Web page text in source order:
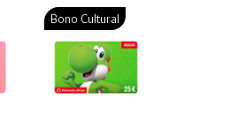
Bono Cultural